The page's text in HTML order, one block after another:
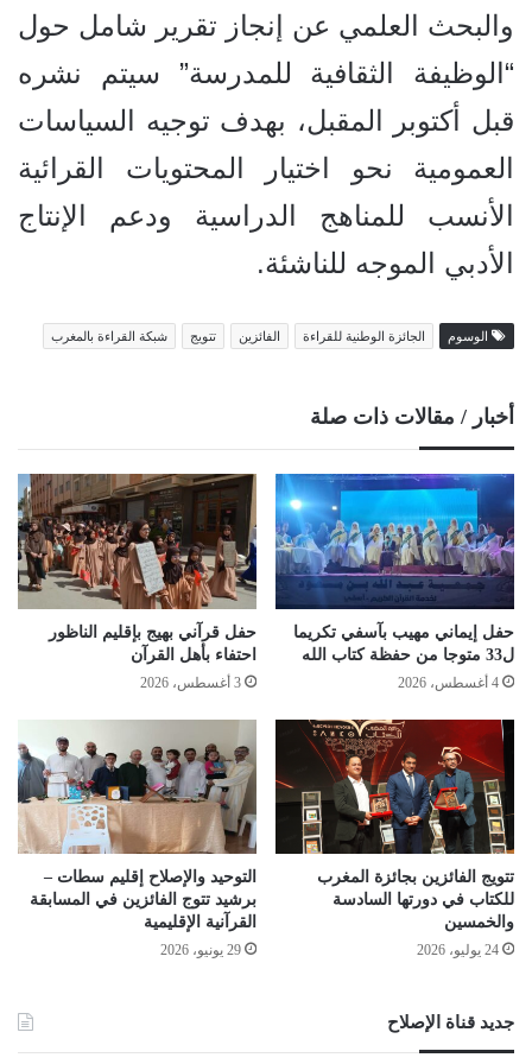
والبحث العلمي عن إنجاز تقرير شامل حول
“الوظيفة الثقافية للمدرسة” سيتم نشره
قبل أكتوبر المقبل، بهدف توجيه السياسات
العمومية نحو اختيار المحتويات القرائية
الأنسب للمناهج الدراسية ودعم الإنتاج
الأدبي الموجه للناشئة.
الوسوم الجائزة الوطنية للقراءة الفائزين تتويج شبكة القراءة بالمغرب
أخبار / مقالات ذات صلة
حفل إيماني مهيب بآسفي تكريما
ل33 متوجا من حفظة كتاب الله
4 أغسطس، 2026
حفل قرآني بهيج بإقليم الناظور
احتفاء بأهل القرآن
3 أغسطس، 2026
تتويج الفائزين بجائزة المغرب
للكتاب في دورتها السادسة
والخمسين
24 يوليو، 2026
التوحيد والإصلاح إقليم سطات –
برشيد تتوج الفائزين في المسابقة
القرآنية الإقليمية
29 يونيو، 2026
جديد قناة الإصلاح